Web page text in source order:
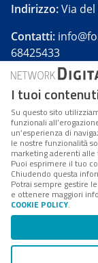
Indirizzo:Via
Contatti:
68425433
Forumpa.itè
presso
Reg. n. 182 del
FPA
Coordinamento
è un'azienda
Codice Fiscale/
I tuoi
Su questo sito
funzionali
un’esperienza di
le nostre funzionalità
marketing aderenti
Puoi esprimere il tuo
Chiudendo questa
Potrai sempre gestire
e ottenere maggiori
COOKIE POLICY.